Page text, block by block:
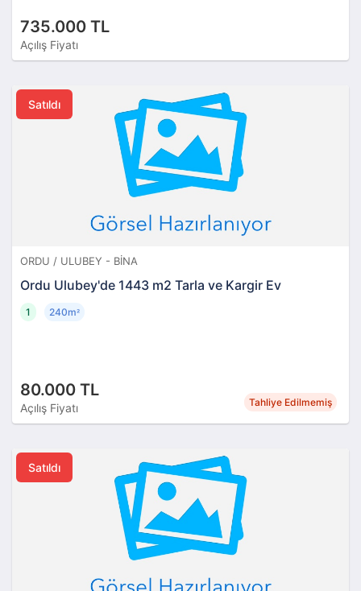
735.000 TL
Açılış Fiyatı
Satıldı
ORDU / ULUBEY - BINA
Ordu Ulubey'de 1443 m2 Tarla ve Kargir Ev
80.000 TL
Açılış Fiyatı Tahliye Edilmemiş
1 240m²
Satıldı